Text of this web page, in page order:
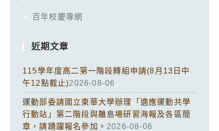
百年校慶專網
近期文章
115學年度高二第一階段轉組申請(8月13日中
午12點截止)2026-08-06
運動部委請國立東華大學辦理「適應運動共學
行動站」第二階段與離島場研習海報及各區簡
章，請踴躍報名參加。 2026-08-06